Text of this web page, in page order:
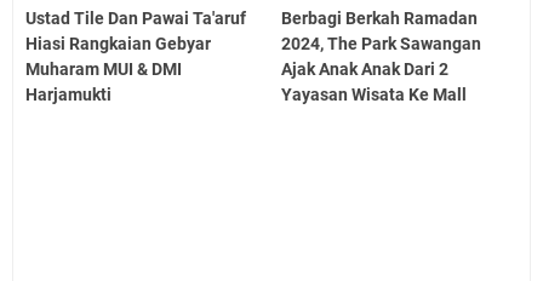
Ustad Tile Dan Pawai Ta'aruf
Hiasi Rangkaian Gebyar
Muharam MUI & DMI
Harjamukti
Berbagi Berkah Ramadan
2024, The Park Sawangan
Ajak Anak Anak Dari 2
Yayasan Wisata Ke Mall